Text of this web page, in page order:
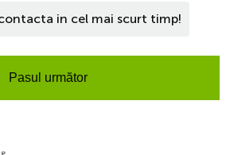
in cel mai scurt timp!
Pasul următor